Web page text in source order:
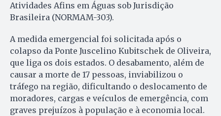
Atividades Afins em Águas sob Jurisdição
Brasileira (NORMAM-303).
A medida emergencial foi solicitada após o
colapso da Ponte Juscelino Kubitschek de Oliveira,
que liga os dois estados. O desabamento, além de
causar a morte de 17 pessoas, inviabilizou o
tráfego na região, dificultando o deslocamento de
moradores, cargas e veículos de emergência, com
graves prejuízos à população e à economia local.